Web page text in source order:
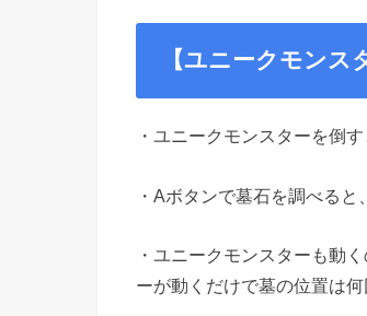
【ユニークモンス
・ユニークモンスターを倒
・Aボタンで墓石を調べる
・ユニークモンスターも動
ーが動くだけで墓の位置は